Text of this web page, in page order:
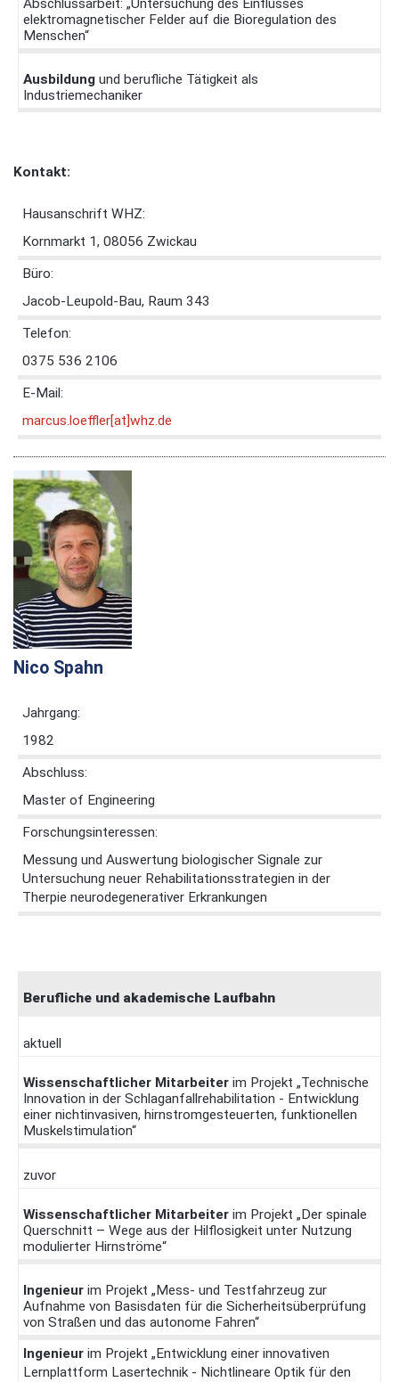
Abschlussarbeit: „Untersuchung des Einflusses
elektromagnetischer Felder auf die Bioregulation des
Menschen“
Ausbildung und berufliche Tätigkeit als
Industriemechaniker
Kontakt:
Hausanschrift WHZ:
Kornmarkt 1, 08056 Zwickau
Büro:
Jacob-Leupold-Bau, Raum 343
Telefon:
0375 536 2106
E-Mail:
marcus.loeffler[at]whz.de
Nico Spahn
Jahrgang:
1982
Abschluss:
Master of Engineering
Forschungsinteressen:
Messung und Auswertung biologischer Signale zur
Untersuchung neuer Rehabilitationsstrategien in der
Therpie neurodegenerativer Erkrankungen
Berufliche und akademische Laufbahn
aktuell
Wissenschaftlicher Mitarbeiter im Projekt „Technische
Innovation in der Schlaganfallrehabilitation - Entwicklung
einer nichtinvasiven, hirnstromgesteuerten, funktionellen
Muskelstimulation“
zuvor
Wissenschaftlicher Mitarbeiter im Projekt „Der spinale
Querschnitt – Wege aus der Hilflosigkeit unter Nutzung
modulierter Hirnströme“
Ingenieur im Projekt „Mess- und Testfahrzeug zur
Aufnahme von Basisdaten für die Sicherheitsüberprüfung
von Straßen und das autonome Fahren“
Ingenieur im Projekt „Entwicklung einer innovativen
Lernplattform Lasertechnik - Nichtlineare Optik für den